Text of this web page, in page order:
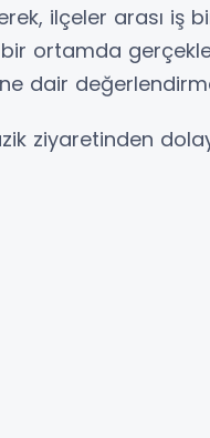
ilçeler arası iş
ortamda
dair
ziyaretinden